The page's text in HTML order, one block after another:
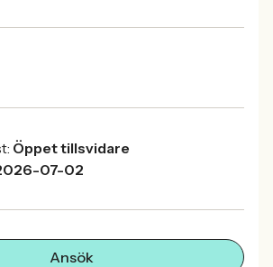
Öppet tillsvidare
07-02
Ansök